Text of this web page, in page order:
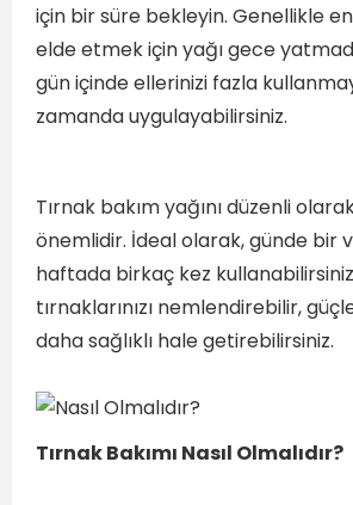
için bir süre bekleyin. Genellikle
elde etmek için yağı gece
gün içinde ellerinizi fazla
zamanda uygulayabilirsiniz.
Tırnak bakım yağını düzenli
önemlidir. İdeal olarak, günde bir
haftada birkaç kez
tırnaklarınızı nemlendirebilir,
daha sağlıklı hale getirebilirsiniz.
Tırnak Bakımı Nasıl Olmalıdır?